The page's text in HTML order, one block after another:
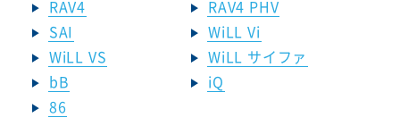
RAV4
RAV4 PHV
SAI
WiLL Vi
WiLL VS
WiLL サイファ
bB
iQ
86